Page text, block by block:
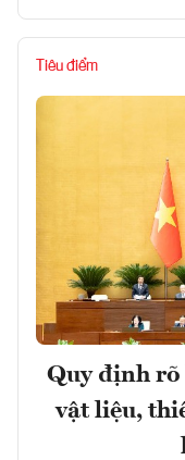
Tiêu điểm
Quy định rõ
vật liệu,